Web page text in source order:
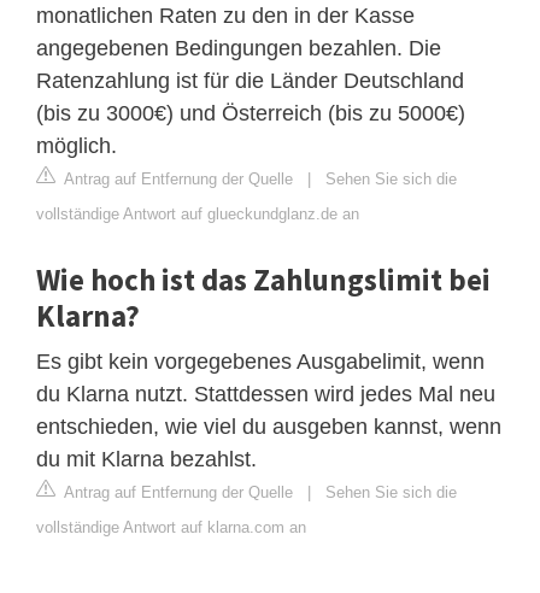
monatlichen Raten zu den in der Kasse
angegebenen Bedingungen bezahlen. Die
Ratenzahlung ist für die Länder Deutschland
(bis zu 3000€) und Österreich (bis zu 5000€)
möglich.
Antrag auf Entfernung der Quelle
Sehen Sie sich die
vollständige Antwort auf glueckundglanz.de an
Wie hoch ist das Zahlungslimit bei
Klarna?
Es gibt kein vorgegebenes Ausgabelimit, wenn
du Klarna nutzt. Stattdessen wird jedes Mal neu
entschieden, wie viel du ausgeben kannst, wenn
du mit Klarna bezahlst.
Antrag auf Entfernung der Quelle
Sehen Sie sich die
vollständige Antwort auf klarna.com an